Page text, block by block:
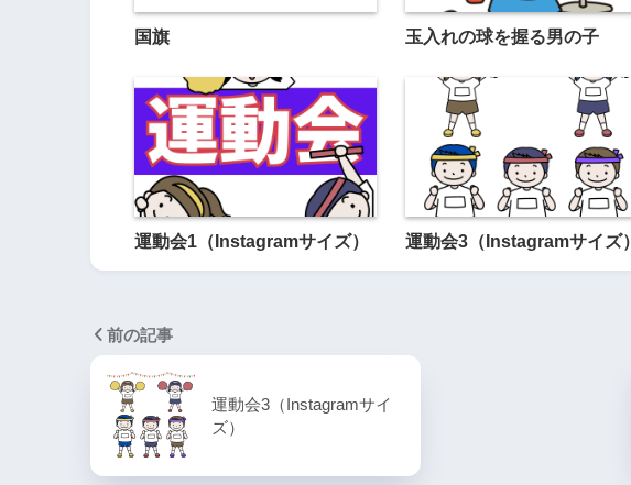
国旗 玉入れの球を握る男の子
運動会1（Instagramサイズ） 運動会3（Instagramサイズ）
前の記事
運動会3（Instagramサイ
ズ）